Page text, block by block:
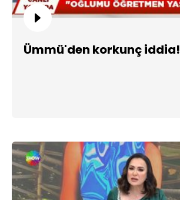
Ümmü'den korkunç iddia!